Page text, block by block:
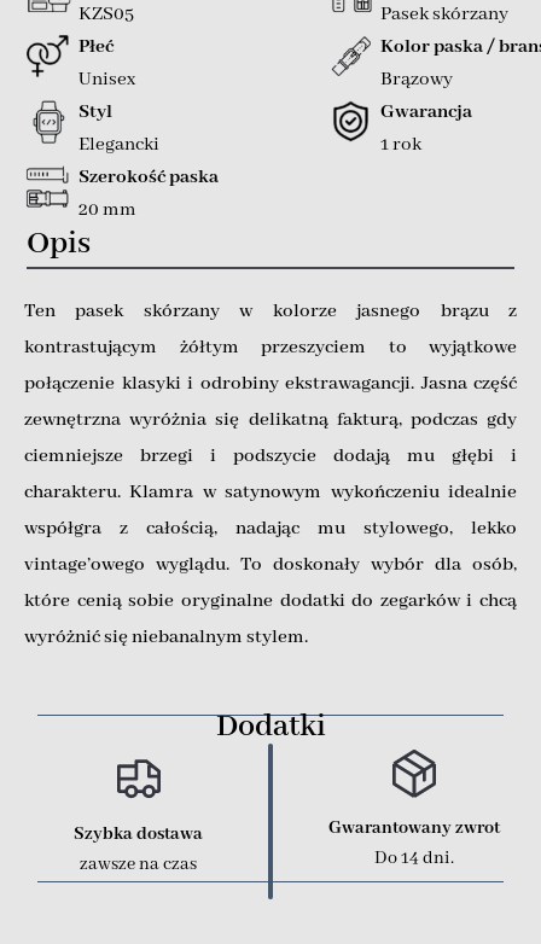
KZS05
Płeć
Unisex
Styl
Elegancki
Szerokość paska
20 mm
Pasek skórzany
Kolor paska /
Brązowy
Gwarancja
1 rok
Opis
Ten pasek skórzany w kolorze jasnego brązu z
kontrastującym żółtym przeszyciem to wyjątkowe
połączenie klasyki i odrobiny ekstrawagancji. Jasna część
zewnętrzna wyróżnia się delikatną fakturą, podczas gdy
ciemniejsze brzegi i podszycie dodają mu głębi i
charakteru. Klamra w satynowym wykończeniu idealnie
współgra z całością, nadając mu stylowego, lekko
vintage’owego wyglądu. To doskonały wybór dla osób,
które cenią sobie oryginalne dodatki do zegarków i chcą
wyróżnić się niebanalnym stylem.
Dodatki
Szybka dostawa
zawsze na czas
Gwarantowany zwrot
Do 14 dni.